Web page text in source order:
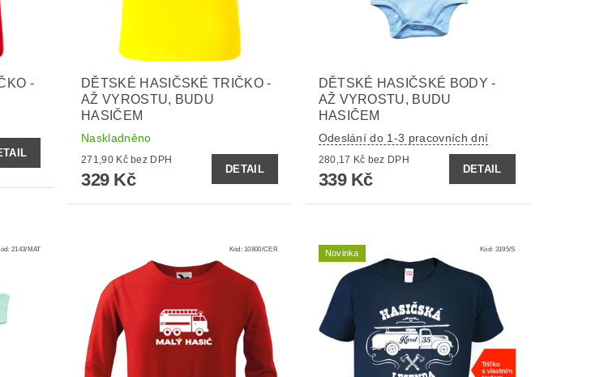
-
DĚTSKÉ HASIČSKÉ TRIČKO -
AŽ VYROSTU, BUDU
HASIČEM
Naskladněno
271,90 Kč bez DPH
329 Kč
DETAIL
DĚTSKÉ HASIČSKÉ BODY -
AŽ VYROSTU, BUDU
HASIČEM
Odeslání do 1-3 pracovních dní
280,17 Kč bez DPH
339 Kč
DETAIL
2143/MAT Kód:10800/CER Novinka Kód: 3195/S